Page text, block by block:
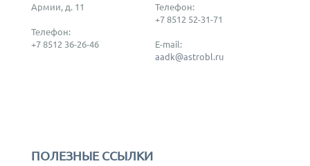
Армии, д. 11
Телефон:
+7 8512 36-26-46
Телефон:
+7 8512 52-31-71
E-mail:
aadk@astrobl.ru
ПОЛЕЗНЫЕ ССЫЛКИ